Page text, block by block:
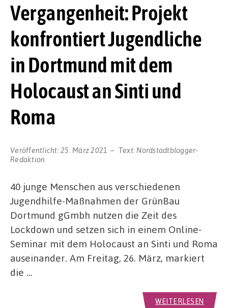
Vergangenheit: Projekt
konfrontiert Jugendliche
in Dortmund mit dem
Holocaust an Sinti und
Roma
Veröffentlicht:25. März 2021 Text: Nordstadtblogger-
Redaktion
40 junge Menschen aus verschiedenen
Jugendhilfe-Maßnahmen der GrünBau
Dortmund gGmbh nutzen die Zeit des
Lockdown und setzen sich in einem Online-
Seminar mit dem Holocaust an Sinti und Roma
auseinander. Am Freitag, 26. März, markiert
die …
WEITERLESEN